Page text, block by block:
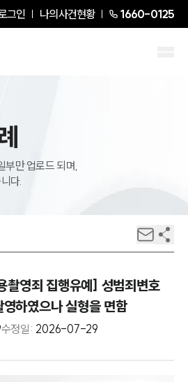
그인 나의사건현황 1660-0125
부만 업로드 되며,
다.
촬영죄 집행유예] 성범죄변호
하였으나 실형을 면함
수정일: 2026-07-29